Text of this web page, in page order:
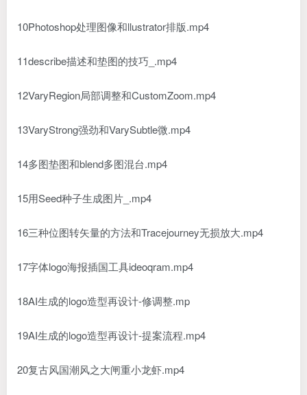
10Photoshop处理图像和llustrator排版.mp4
11describe描述和垫图的技巧_.mp4
12VaryRegion局部调整和CustomZoom.mp4
13VaryStrong强劲和VarySubtle微.mp4
14多图垫图和blend多图混台.mp4
15用Seed种子生成图片_.mp4
16三种位图转矢量的方法和Tracejourney无损放大.mp4
17字体logo海报插国工具ideoqram.mp4
18AI生成的logo造型再设计-修调整.mp
19AI生成的logo造型再设计-提案流程.mp4
20复古风国潮风之大闸重小龙虾.mp4